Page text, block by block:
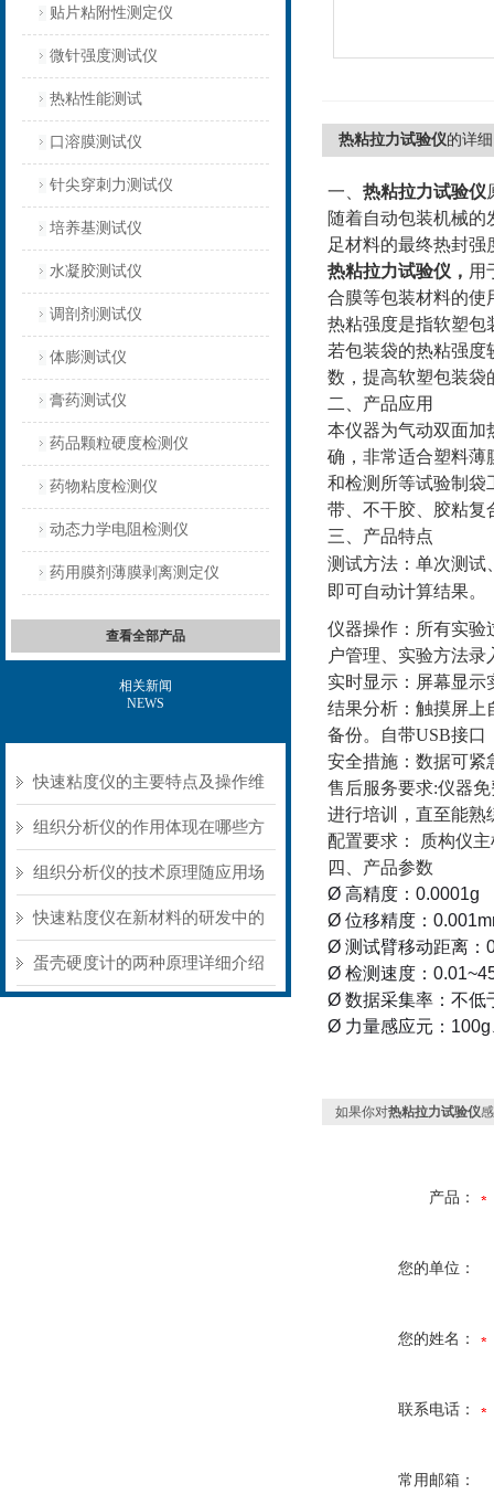
贴片粘附性测定仪
微针强度测试仪
热粘性能测试
口溶膜测试仪
针尖穿刺力测试仪
培养基测试仪
水凝胶测试仪
调剖剂测试仪
体膨测试仪
膏药测试仪
药品颗粒硬度检测仪
药物粘度检测仪
动态力学电阻检测仪
药用膜剂薄膜剥离测定仪
查看全部产品
相关新闻
NEWS
快速粘度仪的主要特点及操作维
护方式
组织分析仪的作用体现在哪些方
面？
组织分析仪的技术原理随应用场
景不同存在明显差异
快速粘度仪在新材料的研发中的
应用
蛋壳硬度计的两种原理详细介绍
热粘拉力试验仪的详
一、 热粘拉力试验仪
随着自动包装机械
足材料的最终热封强
热粘拉力试验仪 ， 用
合膜等包装材料的使
热粘强度是指软塑包
若包装袋的热粘强度
数，提高软塑包装袋
二、 产品应用
本仪器为气动双面加
确，非常适合塑料薄
和检测所等试验制袋
带、不干胶、胶粘复
三、产品特点
测试方法：单次测试
即可自动计算结果。
仪器操作：所有实验
户管理、实验方法
实时显示：屏幕显示
结果分析：触摸屏上
备份。自带USB接口
安全措施：数据可紧
售后服务要求:仪器
进行培训，直至能熟
配置要求：
质构仪
四、产品参数
Ø 高精度： 0.0001g
Ø 位移精度：
Ø 测试臂移动距离：
Ø 检测速度： 0.01~
Ø 数据采集率：不低
Ø 力量感应元： 100g
如果你对热粘拉力试验仪
产品：
您的单位：
您的姓名：
联系电话：
常用邮箱：